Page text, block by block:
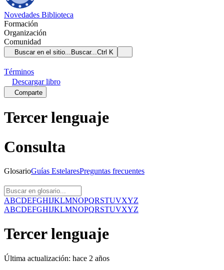
Novedades Biblioteca
Formación
Organización
Comunidad
Buscar en el sitio... Buscar...Ctrl K
Términos
Descargarlibro
Comparte
Tercer lenguaje
Consulta
GlosarioGuías EstelaresPreguntas frecuentes
ABCDEFGHIJKLMNOPQRSTUVXYZ
ABCDEFGHIJKLMNOPQRSTUVXYZ
Tercer lenguaje
Última actualización: hace 2 años